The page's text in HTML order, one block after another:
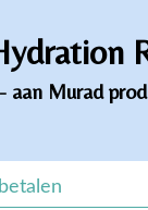
aan Murad